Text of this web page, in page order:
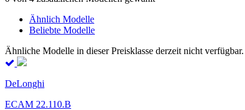
Ähnlich Modelle
Beliebte Modelle
Ähnliche Modelle in dieser Preisklasse derzeit nicht verfügbar.
DeLonghi
ECAM 22.110.B